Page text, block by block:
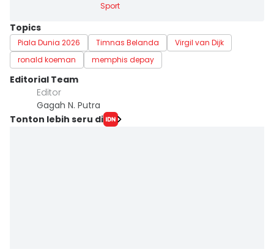
Sport
Topics
Piala Dunia 2026 Timnas Belanda
Virgil van Dijk
ronald koeman
memphis depay
Editorial Team
Editor
Gagah N. Putra
Tonton lebih seru di